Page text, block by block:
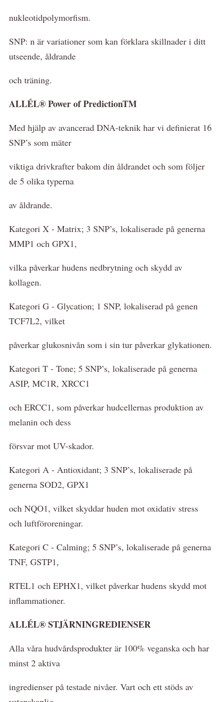
nukleotidpolymorfism.
SNP: n är variationer som kan förklara skillnader i ditt
utseende, åldrande
och träning.
ALLÉL® Power of PredictionTM
Med hjälp av avancerad DNA-teknik har vi definierat 16
SNP’s som mäter
viktiga drivkrafter bakom din åldrandet och som följer
de 5 olika typerna
av åldrande.
Kategori X - Matrix; 3 SNP’s, lokaliserade på generna
MMP1 och GPX1,
vilka påverkar hudens nedbrytning och skydd av
kollagen.
Kategori G - Glycation; 1 SNP, lokaliserad på genen
TCF7L2, vilket
påverkar glukosnivån som i sin tur påverkar glykationen.
Kategori T - Tone; 5 SNP’s, lokaliserade på generna
ASIP, MC1R, XRCC1
och ERCC1, som påverkar hudcellernas produktion av
melanin och dess
försvar mot UV-skador.
Kategori A - Antioxidant; 3 SNP’s, lokaliserade på
generna SOD2, GPX1
och NQO1, vilket skyddar huden mot oxidativ stress
och luftföroreningar.
Kategori C - Calming; 5 SNP’s, lokaliserade på generna
TNF, GSTP1,
RTEL1 och EPHX1, vilket påverkar hudens skydd mot
inflammationer.
ALLÉL® STJÄRNINGREDIENSER
Alla våra hudvårdsprodukter är 100% veganska och har
minst 2 aktiva
ingredienser på testade nivåer. Vart och ett stöds av